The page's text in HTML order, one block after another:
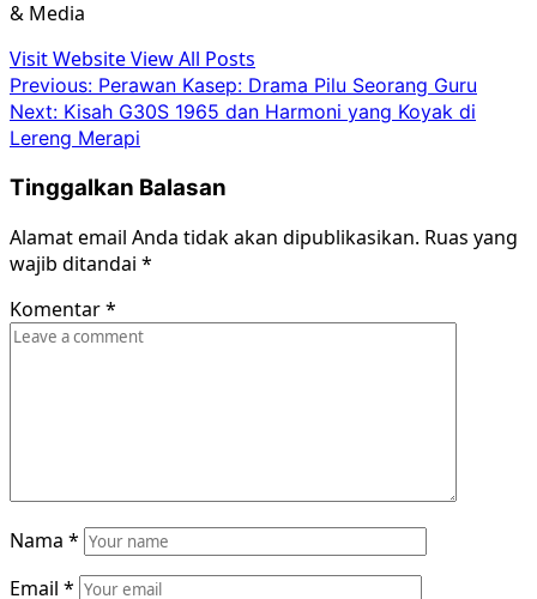
& Media
Visit WebsiteView All Posts
Post
navigation
Previous: Perawan Kasep: Drama Pilu Seorang Guru
Next: Kisah G30S 1965 dan Harmoni yang Koyak di
Lereng Merapi
Tinggalkan Balasan
Alamat email Anda tidak akan dipublikasikan. Ruas yang
wajib ditandai *
Komentar*
Nama *
Email *